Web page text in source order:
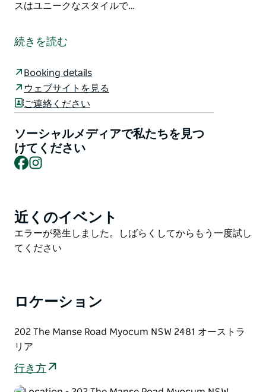
スはユニークなスタイルで…
っています。4 エーカーの至福の内陸地にひっそりと佇
む、計り知れない美しさと静けさです。マイオカムのナ
ンは、新しく改装されインテリアデザインされた、スタ
イリッシュで広々とした4ベッドルーム、3バスルーム
の家で、大きな静けさを提供します。
豪華な緑と成熟した木々が四方を囲み、ヒドゥン バイ
ロンは日常生活の喧騒から逃れるのに最適な場所です。
敷地内には、景色を満喫できる沈み込み席を備えた印象
根付きの後部ベランダ、家の正面には豪華な木材のベラ
ンダもあります。
Hidden Byron の内部は、世界中から調達した美しい家
ユニークなスタイルで、慎重に選ばれた家具、絵画、装
家の中心は広々としたキッチン、ダイニング、リビング
スペースで、ベッドルームとバスルームが敷地の両側に
続きを読む
Booking details
ウェブサイトを見る
ご連絡ください
ソーシャルメディアで私たちを見つ
けてください
Facebook
Product
List
近くのイベント
Product
List
エラーが発生しました。しばらくしてからもう一度試し
てください
ロケーション
202 The Manse Road Myocum NSW 2481 オーストラ
リア
行き方